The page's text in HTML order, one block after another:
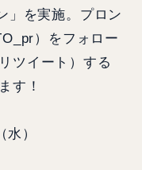
」を実施。プロン
）をフォロー
ツイート）する
す！
）